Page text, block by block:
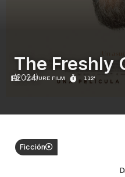
FEATURE FILM 112'
The Freshly
(2024)
Ficción